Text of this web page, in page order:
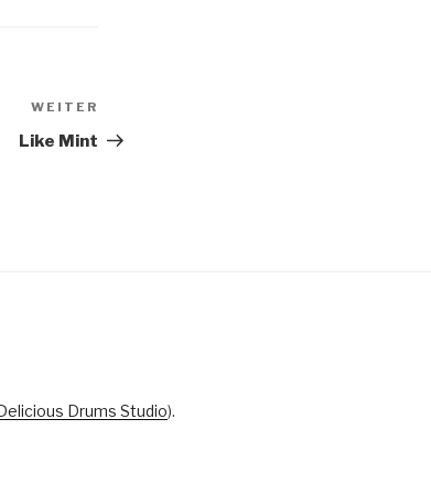
Beitrag
WEITER
Like Mint
Drums Studio).